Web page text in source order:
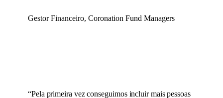
Gestor Financeiro, Coronation Fund Managers
“Pela primeira vez conseguimos incluir mais pessoas